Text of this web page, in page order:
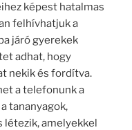
képest hatalmas
felhívhatjuk a
járó gyerekek
adhat, hogy
nekik és fordítva.
a telefonunk a
tananyagok,
létezik, amelyekkel